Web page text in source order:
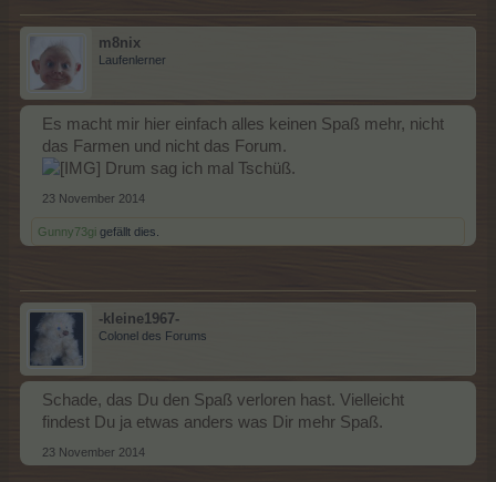
m8nix
Laufenlerner
Es macht mir hier einfach alles keinen Spaß mehr, nicht
das Farmen und nicht das Forum.
Drum sag ich mal Tschüß.
23 November 2014
Gunny73gi gefällt dies.
-kleine1967-
Colonel des Forums
Schade, das Du den Spaß verloren hast. Vielleicht
findest Du ja etwas anders was Dir mehr Spaß.
23 November 2014